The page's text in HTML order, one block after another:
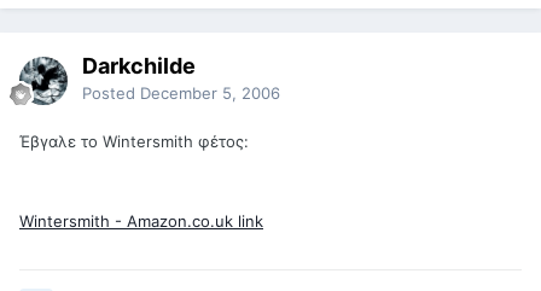
Darkchilde
Posted December 5, 2006
Έβγαλε το Wintersmith φέτος:
Wintersmith - Amazon.co.uk link